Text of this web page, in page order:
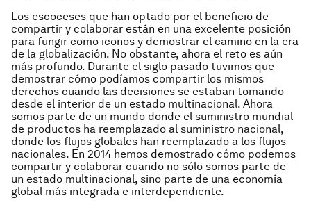
Los escoceses que han optado por el beneficio de
compartir y colaborar están en una excelente posición
para fungir como iconos y demostrar el camino en la era
de la globalización. No obstante, ahora el reto es aún
más profundo. Durante el siglo pasado tuvimos que
demostrar cómo podíamos compartir los mismos
derechos cuando las decisiones se estaban tomando
desde el interior de un estado multinacional. Ahora
somos parte de un mundo donde el suministro mundial
de productos ha reemplazado al suministro nacional,
donde los flujos globales han reemplazado a los flujos
nacionales. En 2014 hemos demostrado cómo podemos
compartir y colaborar cuando no sólo somos parte de
un estado multinacional, sino parte de una economía
global más integrada e interdependiente.